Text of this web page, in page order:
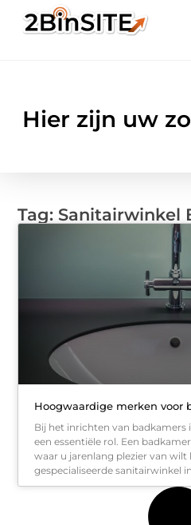
Hier zijn uw
Tag: Sanitairwinkel
Hoogwaardige merken voor
Bij het inrichten van
een essentiële rol. Een
waar u jarenlang plezier van wilt
gespecialiseerde sanitairwinkel in